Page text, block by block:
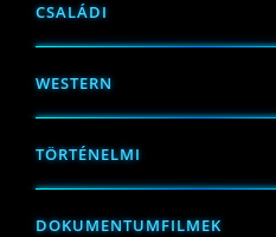
CSALÁDI
WESTERN
TÖRTÉNELMI
DOKUMENTUMFILMEK